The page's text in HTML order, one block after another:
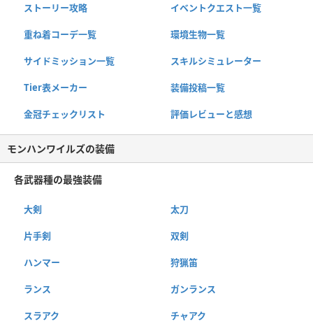
ストーリー攻略 イベントクエスト一覧
重ね着コーデ一覧 環境生物一覧
サイドミッション一覧 スキルシミュレーター
Tier表メーカー 装備投稿一覧
金冠チェックリスト 評価レビューと感想
モンハンワイルズの装備
各武器種の最強装備
大剣 太刀
片手剣 双剣
ハンマー 狩猟笛
ランス ガンランス
スラアク チャアク